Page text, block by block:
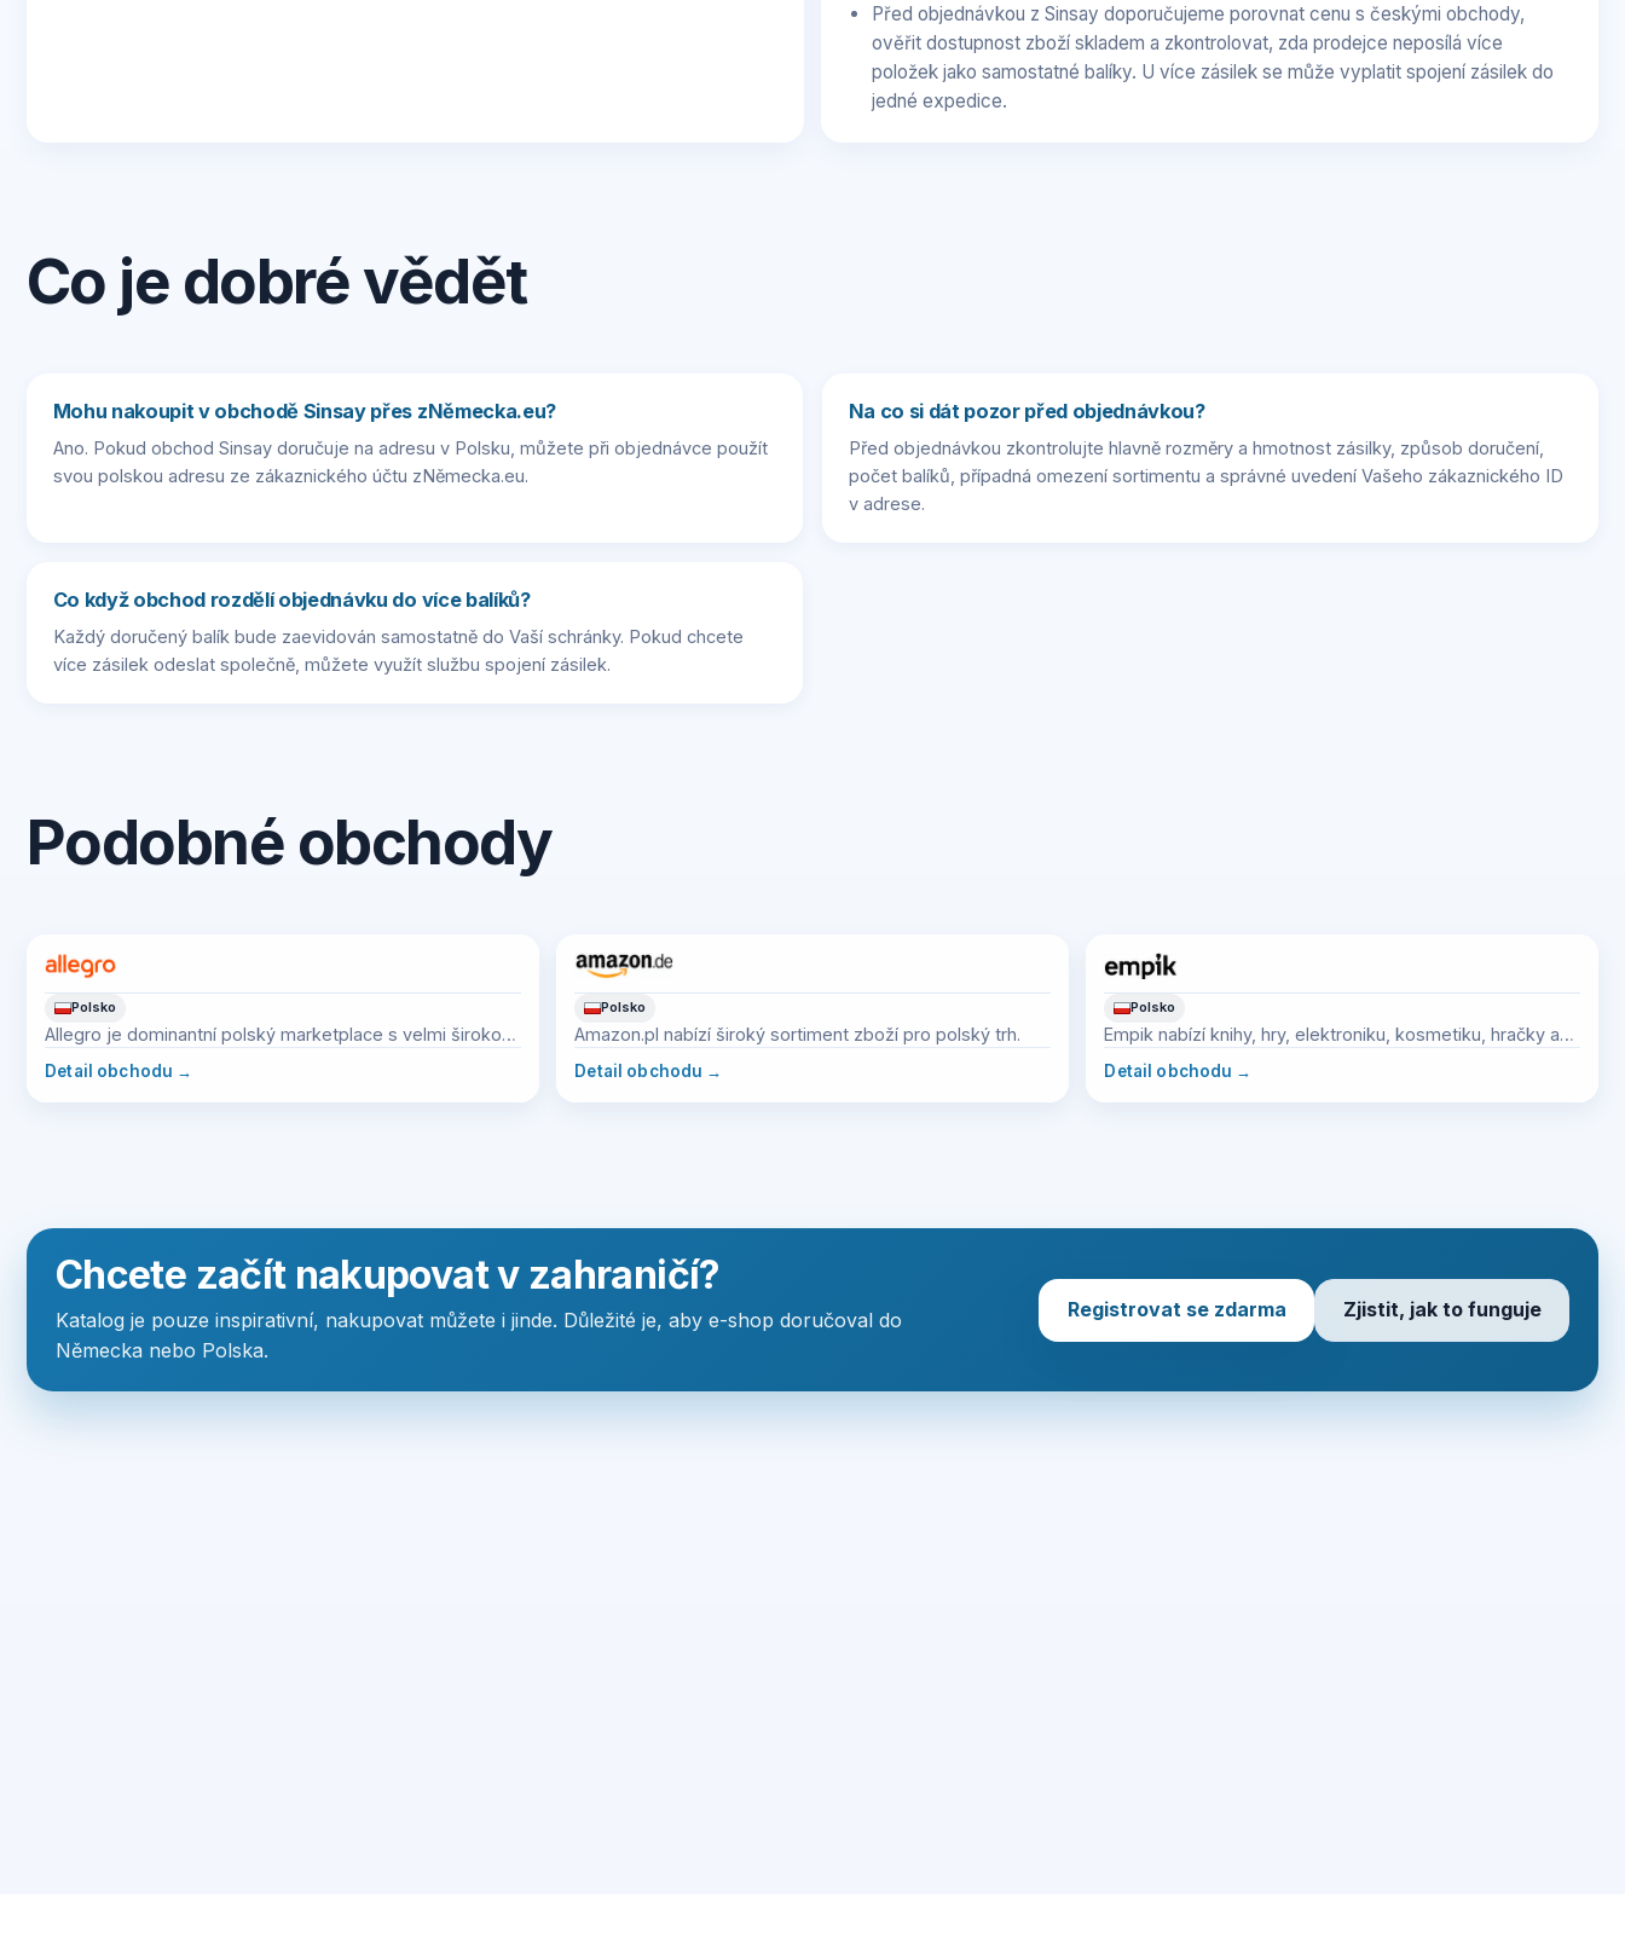
Před objednávkou z Sinsay doporučujeme porovnat cenu s českými obchody,
ověřit dostupnost zboží skladem a zkontrolovat, zda prodejce neposílá více
položek jako samostatné balíky. U více zásilek se může vyplatit spojení zásilek do
jedné expedice.
Co je dobré vědět
Mohu nakoupit v obchodě Sinsay přes zNěmecka.eu?
Ano. Pokud obchod Sinsay doručuje na adresu v Polsku, můžete při objednávce použít
svou polskou adresu ze zákaznického účtu zNěmecka.eu.
Na co si dát pozor před objednávkou?
Před objednávkou zkontrolujte hlavně rozměry a hmotnost zásilky, způsob doručení,
počet balíků, případná omezení sortimentu a správné uvedení Vašeho zákaznického ID
v adrese.
Co když obchod rozdělí objednávku do více balíků?
Každý doručený balík bude zaevidován samostatně do Vaší schránky. Pokud chcete
více zásilek odeslat společně, můžete využít službu spojení zásilek.
Podobné obchody
Polsko
Allegro je dominantní polský marketplace s velmi širokou
nabídkou kategorií.
Detail obchodu →
Polsko
Amazon.pl nabízí široký sortiment zboží pro polský trh.
Detail obchodu →
Polsko
Empik nabízí knihy, hry, elektroniku, kosmetiku, hračky a
marketplace sortiment.
Detail obchodu →
Chcete začít nakupovat v zahraničí?
Katalog je pouze inspirativní, nakupovat můžete i jinde. Důležité je, aby e-shop doručoval do
Německa nebo Polska.
Registrovat se zdarma Zjistit, jak to funguje